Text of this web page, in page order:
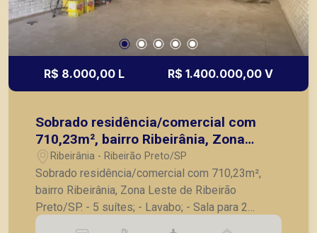
R$ 8.000,00 L R$ 1.400.000,00 V
Sobrado residência/comercial com
710,23m², bairro Ribeirânia, Zona
Leste de Ribeirão Preto/SP.
Ribeirânia - Ribeirão Preto/SP
Sobrado residência/comercial com 710,23m²,
bairro Ribeirânia, Zona Leste de Ribeirão
Preto/SP. - 5 suítes; - Lavabo; - Sala para 2
ambientes; - Cozinha ampla; - Área de serviço